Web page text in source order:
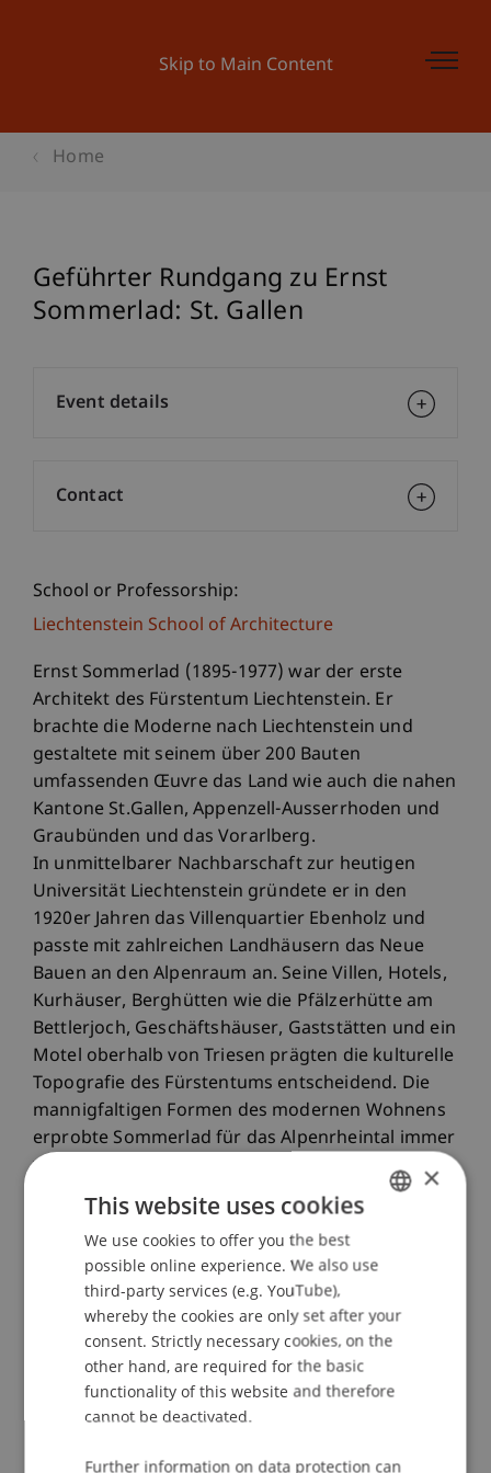
Skip to Main Content
Home
Geführter Rundgang zu Ernst
Sommerlad: St. Gallen
School or Professorship:
Liechtenstein School of Architecture
Ernst Sommerlad (1895-1977) war der erste
Architekt des Fürstentum Liechtenstein. Er
brachte die Moderne nach Liechtenstein und
gestaltete mit seinem über 200 Bauten
umfassenden Œuvre das Land wie auch die nahen
Kantone St.Gallen, Appenzell-Ausserrhoden und
Graubünden und das Vorarlberg.
In unmittelbarer Nachbarschaft zur heutigen
Universität Liechtenstein gründete er in den
1920er Jahren das Villenquartier Ebenholz und
passte mit zahlreichen Landhäusern das Neue
Bauen an den Alpenraum an. Seine Villen, Hotels,
Kurhäuser, Berghütten wie die Pfälzerhütte am
Bettlerjoch, Geschäftshäuser, Gaststätten und ein
Motel oberhalb von Triesen prägten die kulturelle
Topografie des Fürstentums entscheidend. Die
mannigfaltigen Formen des modernen Wohnens
erprobte Sommerlad für das Alpenrheintal immer
wieder neu, bis hin zu seinen späten
Sternhochhäusern in Buchs (SG). Neueste
Baumaterialen adaptierte er erfolgreich für den
alpinen Kontext und nützte die neuen rechtlichen
Möglichkeiten Liechtensteins ab den 1920er
Jahren visionär für eine ambitionierte gehobene
und internationale Bauherrnakquise.
Als erste Skifahrer im Land und Mitbegründer des
Tennisclubs Vaduz führten Ernst Sommerlad und
seine Frau Gertrud auch abseits der Architektur
allem agrarisch geprägten Liechtenstein ein.
Event details
Contact
ENGLISH
×
This website uses cookies
We use cookies to offer you the best
possible online experience. We also use
third-party services (e.g. YouTube),
whereby the cookies are only set after your
consent. Strictly necessary cookies, on the
other hand, are required for the basic
functionality of this website and therefore
cannot be deactivated.
Further information on data protection can